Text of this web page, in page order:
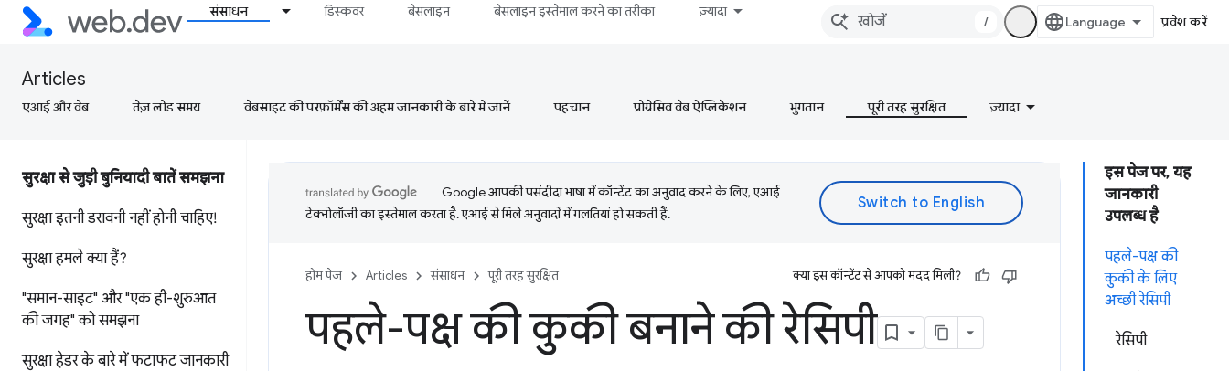
संसाधन डिस्कवर बेसलाइन बेसलाइन इस्तेमाल करने का तरीका ज़्यादा
/ प्रवेश करें
Articles
एआई और वेब तेज़ लोड समय वेबसाइट की परफ़ॉर्मेंस की अहम जानकारी के बारे में जानें पहचान प्रोग्रेसिव वेब ऐप्लिकेशन भुगतान पूरी तरह सुरक्षित ज़्यादा
सुरक्षा से जुड़ी बुनियादी बातें समझना
सुरक्षा इतनी डरावनी नहीं होनी चाहिए!
सुरक्षा हमले क्या हैं?
"समान-साइट" और "एक ही-शुरुआत
की जगह" को समझना
सुरक्षा हेडर के बारे में फटाफट जानकारी
इस पेज पर, यह
जानकारी
उपलब्ध है
पहले-पक्ष की
कुकी के लिए
अच्छी रेसिपी
रेसिपी
Google आपकी पसंदीदा भाषा में कॉन्टेंट का अनुवाद करने के लिए, एआई
टेक्नोलॉजी का इस्तेमाल करता है. एआई से मिले अनुवादों में गलतियां हो सकती हैं.
होम पेज Articles संसाधन पूरी तरह सुरक्षित क्या इस कॉन्टेंट से आपको मदद मिली?
पहले-पक्ष की कुकी बनाने की रेसिपी